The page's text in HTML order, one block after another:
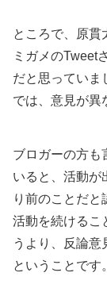
ところで、原貫
ミガメのTweet
だと思っていま
では、意見が異
ブロガーの方も
いると、活動が
り前のことだと
活動を続けるこ
うより、反論意
ということです。